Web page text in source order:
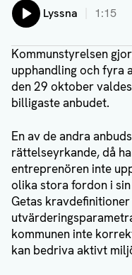
Lyssna 1:15
Kommunstyrelsen
upphandling och fyra
den 29 oktober
billigaste anbudet.
En av de andra
rättelseyrkande, då
entreprenören inte
olika stora fordon i
Getas
kommunen inte
kan bedriva aktivt